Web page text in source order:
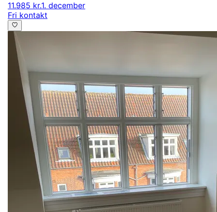
11.985 kr.1. december
Fri kontakt